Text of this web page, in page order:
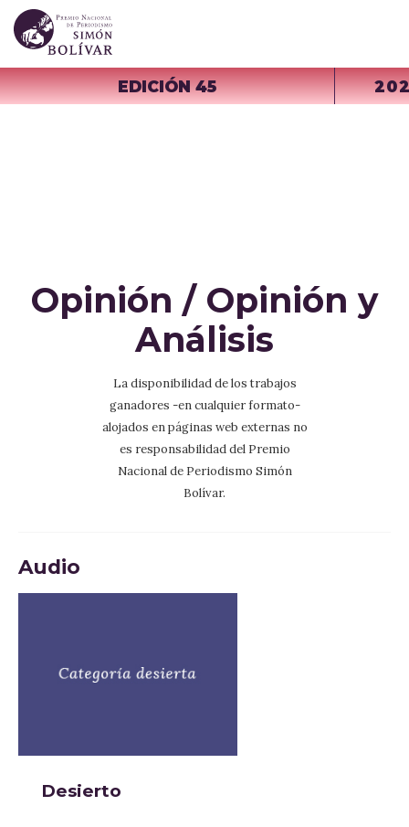
EDICIÓN 45
Opinión / Opinión y
Análisis
La disponibilidad de los trabajos
ganadores -en cualquier formato-
alojados en páginas web externas no
es responsabilidad del Premio
Nacional de Periodismo Simón
Bolívar.
Audio
Desierto